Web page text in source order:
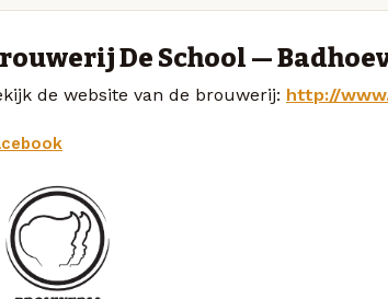
De School —
de website van de brouwerij: http://